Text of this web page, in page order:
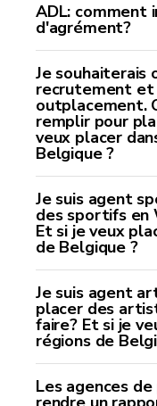
ADL: comment
d'agrément?
Je souhaiterais
recrutement
outplacement.
remplir pour
veux placer
Belgique ?
Je suis agent
des sportifs en
Et si je veux
de Belgique ?
Je suis agent
placer des
faire? Et si je
régions de
Les agences